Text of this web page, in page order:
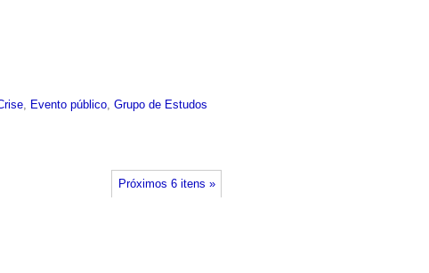
, Evento público,Grupo de Estudos
Próximos 6 itens »